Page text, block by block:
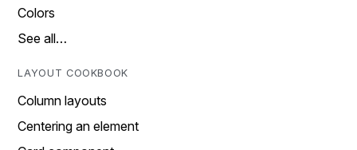
Colors
See all…
LAYOUT COOKBOOK
Column layouts
Centering an element